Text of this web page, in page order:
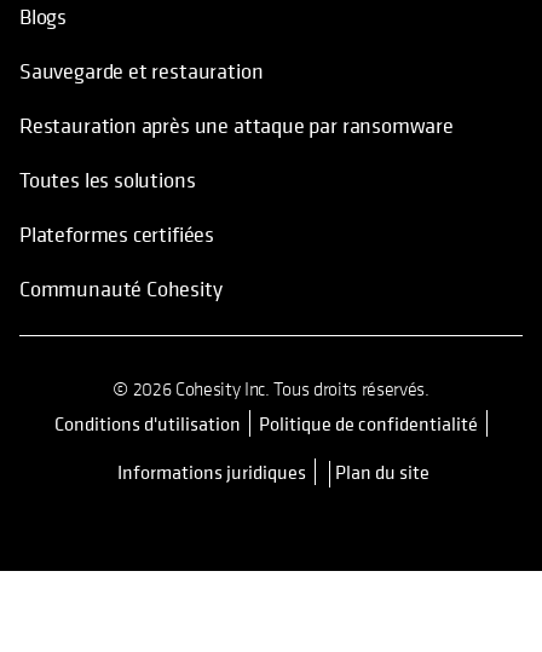
Blogs
Sauvegarde et restauration
Restauration après une attaque par ransomware
Toutes les solutions
Plateformes certifiées
Communauté Cohesity
© 2026 Cohesity Inc. Tous droits réservés.
Conditions d'utilisation s’ouvre dans un nouvel onglet
Politique de confidentialité
Informations juridiques
Plan du site